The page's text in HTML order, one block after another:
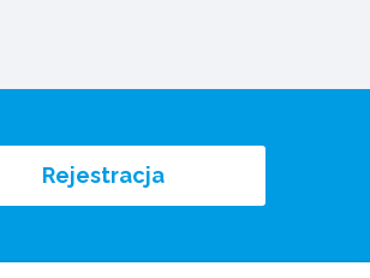
Rejestracja